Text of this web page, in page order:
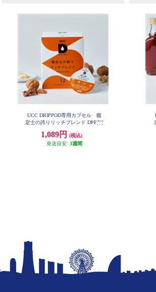
UCC DRIPPOD専用カプセル 鑑
定士の誇りリッチブレンド DPRB0
1,089円
(税込)
発送目安: 3週間